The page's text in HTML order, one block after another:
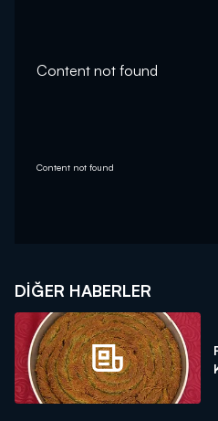
Content not found
Content not found
DIĞER HABERLER